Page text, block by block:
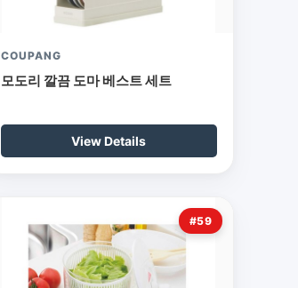
COUPANG
모도리 깔끔 도마 베스트 세트
View Details
#59